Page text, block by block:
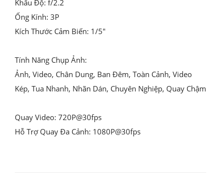
Khẩu Độ: f/2.2
Ống Kính: 3P
Kích Thước Cảm Biến: 1/5"
Tính Năng Chụp Ảnh:
Ảnh, Video, Chân Dung, Ban Đêm, Toàn Cảnh, Video
Kép, Tua Nhanh, Nhãn Dán, Chuyên Nghiệp, Quay Chậm
Quay Video: 720P@30fps
Hỗ Trợ Quay Đa Cảnh: 1080P@30fps